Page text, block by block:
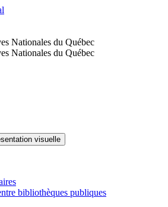
visuelle
bibliothèques publiques